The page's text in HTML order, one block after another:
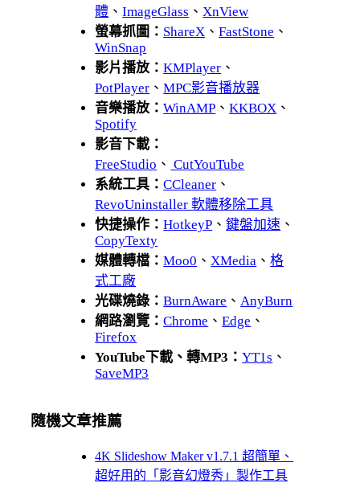
體 、ImageGlass 、 XnView
螢幕抓圖： ShareX 、FastStone 、
WinSnap
影片播放：KMPlayer 、
PotPlayer 、MPC影音播放器
音樂播放：WinAMP 、KKBOX 、
Spotify
影音下載：
FreeStudio 、 CutYouTube
系統工具：CCleaner 、
RevoUninstaller 軟體移除工具
快捷操作：HotkeyP 、鍵盤加速 、
CopyTexty
媒體轉檔：Moo0 、 XMedia 、格
式工廠
光碟燒錄：BurnAware 、 AnyBurn
網路瀏覽：Chrome 、Edge 、
Firefox
YouTube下載、轉MP3：YT1s 、
SaveMP3
隨機文章推薦
4K Slideshow Maker v1.7.1 超簡單、
超好用的「影音幻燈秀」製作工具